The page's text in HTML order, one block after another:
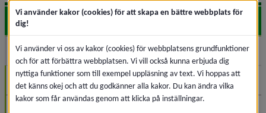
2026
2025
December (3)
Vi använder kakor (cookies) för att skapa en bättre webbplats för
dig!
Vi använder vi oss av kakor (cookies) för webbplatsens grundfunktioner
och för att förbättra webbplatsen. Vi vill också kunna erbjuda dig
nyttiga funktioner som till exempel uppläsning av text. Vi hoppas att
det känns okej och att du godkänner alla kakor. Du kan ändra vilka
kakor som får användas genom att klicka på inställningar.